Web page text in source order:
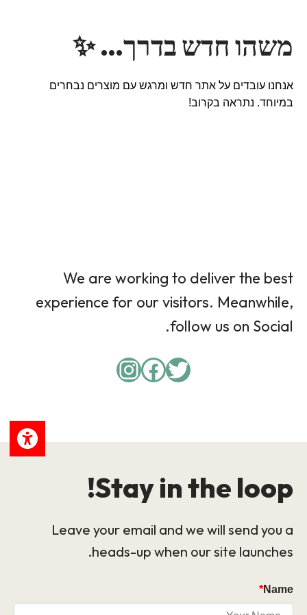
משהו חדש בדרך… ✨
אנחנו עובדים על אתר חדש ומרגש עם מוצרים נבחרים
במיוחד. נתראה בקרוב!
We are working to deliver the best
experience for our visitors. Meanwhile,
follow us on Social.
Twitter
Facebook
Instagram
Stay in the loop!
Leave your email and we will send you a
heads-up when our site launches.
Name
*